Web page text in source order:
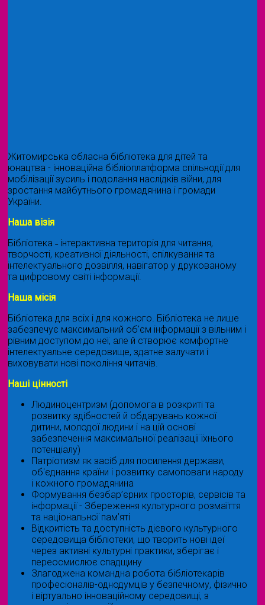
Житомирська обласна бібліотека для дітей та
юнацтва - інноваційна бібліоплатформа спільнодії для
мобілізації зусиль і подолання наслідків війни, для
зростання майбутнього громадянина і громади
України.
Наша візія
Бібліотека ˗ інтерактивна територія для читання,
творчості, креативної діяльності, спілкування та
інтелектуального дозвілля, навігатор у друкованому
та цифровому світі інформації.
Наша місія
Бібліотека для всіх і для кожного. Бібліотека не лише
забезпечує максимальний об'єм інформації з вільним і
рівним доступом до неї, але й створює комфортне
інтелектуальне середовище, здатне залучати і
виховувати нові покоління читачів.
Наші цінності
Людиноцентризм (допомога в розкриті та
розвитку здібностей й обдарувань кожної
дитини, молодої людини і на цій основі
забезпечення максимальної реалізації їхнього
потенціалу)
Патріотизм як засіб для посилення держави,
об'єднання країни і розвитку самоповаги народу
і кожного громадянина
Формування безбар’єрних просторів, сервісів та
інформації - Збереження культурного розмаїття
та національної пам’яті
Відкритість та доступність дієвого культурного
середовища бібліотеки, що творить нові ідеї
через активні культурні практики, зберігає і
переосмислює спадщину
Злагоджена командна робота бібліотекарів
професіоналів-однодумців у безпечному, фізично
і віртуально інноваційному середовищі, з